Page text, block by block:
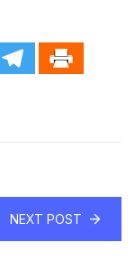
NEXT POST